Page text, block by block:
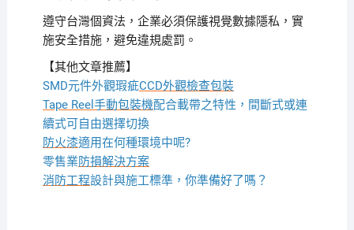
遵守台灣個資法，企業必須保護視覺數據隱私，實
施安全措施，避免違規處罰。
【其他文章推薦】
SMD元件外觀瑕疵CCD外觀檢查包裝
Tape Reel手動包裝機配合載帶之特性，間斷式或連
續式可自由選擇切換
防火漆適用在何種環境中呢?
零售業防損解決方案
消防工程設計與施工標準，你準備好了嗎？